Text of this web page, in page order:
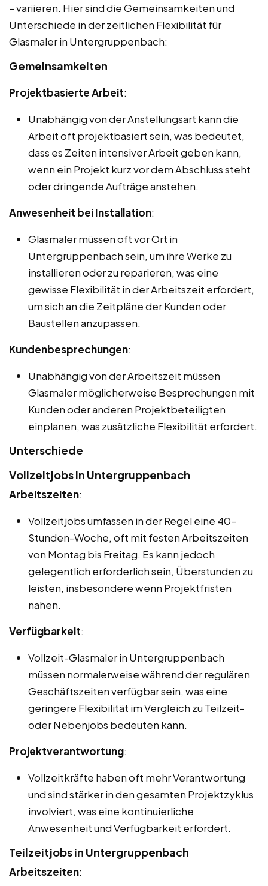
– variieren. Hier sind die Gemeinsamkeiten und
Unterschiede in der zeitlichen Flexibilität für
Glasmaler in Untergruppenbach:
Gemeinsamkeiten
Projektbasierte Arbeit:
Unabhängig von der Anstellungsart kann die
Arbeit oft projektbasiert sein, was bedeutet,
dass es Zeiten intensiver Arbeit geben kann,
wenn ein Projekt kurz vor dem Abschluss steht
oder dringende Aufträge anstehen.
Anwesenheit bei Installation:
Glasmaler müssen oft vor Ort in
Untergruppenbach sein, um ihre Werke zu
installieren oder zu reparieren, was eine
gewisse Flexibilität in der Arbeitszeit erfordert,
um sich an die Zeitpläne der Kunden oder
Baustellen anzupassen.
Kundenbesprechungen:
Unabhängig von der Arbeitszeit müssen
Glasmaler möglicherweise Besprechungen mit
Kunden oder anderen Projektbeteiligten
einplanen, was zusätzliche Flexibilität erfordert.
Unterschiede
Vollzeitjobs in Untergruppenbach
Arbeitszeiten:
Vollzeitjobs umfassen in der Regel eine 40-
Stunden-Woche, oft mit festen Arbeitszeiten
von Montag bis Freitag. Es kann jedoch
gelegentlich erforderlich sein, Überstunden zu
leisten, insbesondere wenn Projektfristen
nahen.
Verfügbarkeit:
Vollzeit-Glasmaler in Untergruppenbach
müssen normalerweise während der regulären
Geschäftszeiten verfügbar sein, was eine
geringere Flexibilität im Vergleich zu Teilzeit-
oder Nebenjobs bedeuten kann.
Projektverantwortung:
Vollzeitkräfte haben oft mehr Verantwortung
und sind stärker in den gesamten Projektzyklus
involviert, was eine kontinuierliche
Anwesenheit und Verfügbarkeit erfordert.
Teilzeitjobs in Untergruppenbach
Arbeitszeiten: